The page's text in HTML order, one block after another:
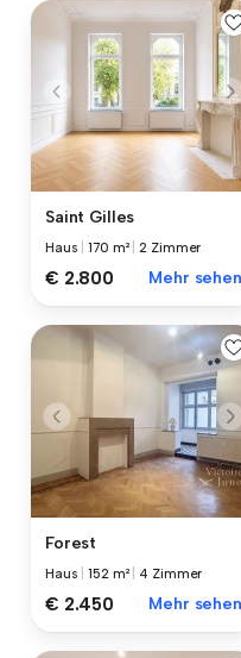
Saint Gilles
Haus |170 m² |2 Zimmer
€ 2.800 Mehr sehen
Forest
Haus |152 m² 4 Zimmer
€ 2.450 Mehr sehen